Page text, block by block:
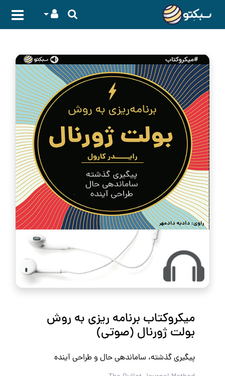
میکروکتاب برنامه ریزی به روش
بولت ژورنال (صوتی)
پیگیری گذشته، ساماندهی حال و طراحی آینده